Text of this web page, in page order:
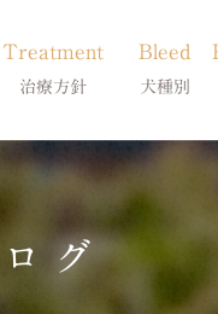
Treatment
治療方針
・食事療法
Bleed
犬種別
柴犬の皮膚病
シーズーの皮膚病
フレンチブルドッ
症状別
コラ
グ